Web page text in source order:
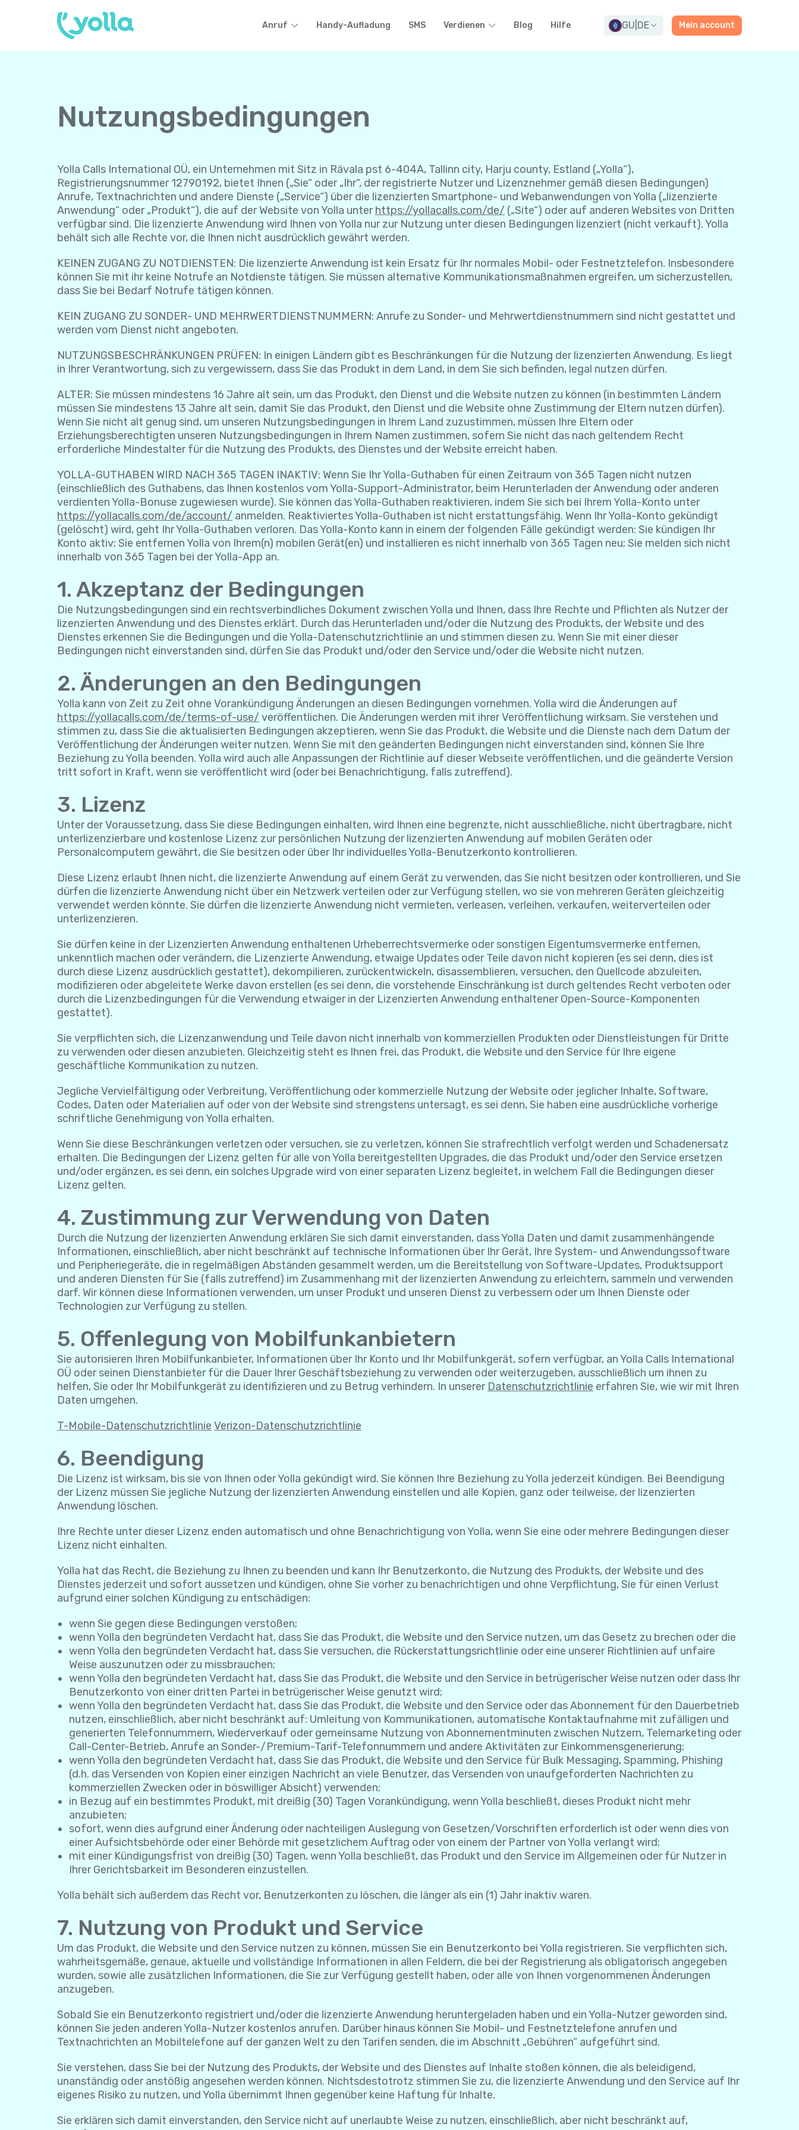
Anruf Handy-Aufladung SMS Verdienen Blog Hilfe GU DE Mein account
Nutzungsbedingungen
Yolla Calls International OÜ, ein Unternehmen mit Sitz in Rävala pst 6-404A, Tallinn city, Harju county, Estland („Yolla“),
Registrierungsnummer 12790192, bietet Ihnen („Sie“ oder „Ihr“, der registrierte Nutzer und Lizenznehmer gemäß diesen Bedingungen)
Anrufe, Textnachrichten und andere Dienste („Service“) über die lizenzierten Smartphone- und Webanwendungen von Yolla („lizenzierte
Anwendung“ oder „Produkt“), die auf der Website von Yolla unterhttps://yollacalls.com/de/ („Site“) oder auf anderen Websites von Dritten
verfügbar sind. Die lizenzierte Anwendung wird Ihnen von Yolla nur zur Nutzung unter diesen Bedingungen lizenziert (nicht verkauft). Yolla
behält sich alle Rechte vor, die Ihnen nicht ausdrücklich gewährt werden.
KEINEN ZUGANG ZU NOTDIENSTEN: Die lizenzierte Anwendung ist kein Ersatz für Ihr normales Mobil- oder Festnetztelefon. Insbesondere
können Sie mit ihr keine Notrufe an Notdienste tätigen. Sie müssen alternative Kommunikationsmaßnahmen ergreifen, um sicherzustellen,
dass Sie bei Bedarf Notrufe tätigen können.
KEIN ZUGANG ZU SONDER- UND MEHRWERTDIENSTNUMMERN: Anrufe zu Sonder- und Mehrwertdienstnummern sind nicht gestattet und
werden vom Dienst nicht angeboten.
NUTZUNGSBESCHRÄNKUNGEN PRÜFEN: In einigen Ländern gibt es Beschränkungen für die Nutzung der lizenzierten Anwendung. Es liegt
in Ihrer Verantwortung, sich zu vergewissern, dass Sie das Produkt in dem Land, in dem Sie sich befinden, legal nutzen dürfen.
ALTER: Sie müssen mindestens 16 Jahre alt sein, um das Produkt, den Dienst und die Website nutzen zu können (in bestimmten Ländern
müssen Sie mindestens 13 Jahre alt sein, damit Sie das Produkt, den Dienst und die Website ohne Zustimmung der Eltern nutzen dürfen).
Wenn Sie nicht alt genug sind, um unseren Nutzungsbedingungen in Ihrem Land zuzustimmen, müssen Ihre Eltern oder
Erziehungsberechtigten unseren Nutzungsbedingungen in Ihrem Namen zustimmen, sofern Sie nicht das nach geltendem Recht
erforderliche Mindestalter für die Nutzung des Produkts, des Dienstes und der Website erreicht haben.
YOLLA-GUTHABEN WIRD NACH 365 TAGEN INAKTIV: Wenn Sie Ihr Yolla-Guthaben für einen Zeitraum von 365 Tagen nicht nutzen
(einschließlich des Guthabens, das Ihnen kostenlos vom Yolla-Support-Administrator, beim Herunterladen der Anwendung oder anderen
verdienten Yolla-Bonuse zugewiesen wurde). Sie können das Yolla-Guthaben reaktivieren, indem Sie sich bei Ihrem Yolla-Konto unter
https://yollacalls.com/de/account/ anmelden. Reaktiviertes Yolla-Guthaben ist nicht erstattungsfähig. Wenn Ihr Yolla-Konto gekündigt
(gelöscht) wird, geht Ihr Yolla-Guthaben verloren. Das Yolla-Konto kann in einem der folgenden Fälle gekündigt werden: Sie kündigen Ihr
Konto aktiv; Sie entfernen Yolla von Ihrem(n) mobilen Gerät(en) und installieren es nicht innerhalb von 365 Tagen neu; Sie melden sich nicht
innerhalb von 365 Tagen bei der Yolla-App an.
1. Akzeptanz der Bedingungen
Die Nutzungsbedingungen sind ein rechtsverbindliches Dokument zwischen Yolla und Ihnen, dass Ihre Rechte und Pflichten als Nutzer der
lizenzierten Anwendung und des Dienstes erklärt. Durch das Herunterladen und/oder die Nutzung des Produkts, der Website und des
Dienstes erkennen Sie die Bedingungen und die Yolla-Datenschutzrichtlinie an und stimmen diesen zu. Wenn Sie mit einer dieser
Bedingungen nicht einverstanden sind, dürfen Sie das Produkt und/oder den Service und/oder die Website nicht nutzen.
2. Änderungen an den Bedingungen
Yolla kann von Zeit zu Zeit ohne Vorankündigung Änderungen an diesen Bedingungen vornehmen. Yolla wird die Änderungen auf
https://yollacalls.com/de/terms-of-use/ veröffentlichen. Die Änderungen werden mit ihrer Veröffentlichung wirksam. Sie verstehen und
stimmen zu, dass Sie die aktualisierten Bedingungen akzeptieren, wenn Sie das Produkt, die Website und die Dienste nach dem Datum der
Veröffentlichung der Änderungen weiter nutzen. Wenn Sie mit den geänderten Bedingungen nicht einverstanden sind, können Sie Ihre
Beziehung zu Yolla beenden. Yolla wird auch alle Anpassungen der Richtlinie auf dieser Webseite veröffentlichen, und die geänderte Version
tritt sofort in Kraft, wenn sie veröffentlicht wird (oder bei Benachrichtigung, falls zutreffend).
3. Lizenz
Unter der Voraussetzung, dass Sie diese Bedingungen einhalten, wird Ihnen eine begrenzte, nicht ausschließliche, nicht übertragbare, nicht
unterlizenzierbare und kostenlose Lizenz zur persönlichen Nutzung der lizenzierten Anwendung auf mobilen Geräten oder
Personalcomputern gewährt, die Sie besitzen oder über Ihr individuelles Yolla-Benutzerkonto kontrollieren.
Diese Lizenz erlaubt Ihnen nicht, die lizenzierte Anwendung auf einem Gerät zu verwenden, das Sie nicht besitzen oder kontrollieren, und Sie
dürfen die lizenzierte Anwendung nicht über ein Netzwerk verteilen oder zur Verfügung stellen, wo sie von mehreren Geräten gleichzeitig
verwendet werden könnte. Sie dürfen die lizenzierte Anwendung nicht vermieten, verleasen, verleihen, verkaufen, weiterverteilen oder
unterlizenzieren.
Sie dürfen keine in der Lizenzierten Anwendung enthaltenen Urheberrechtsvermerke oder sonstigen Eigentumsvermerke entfernen,
unkenntlich machen oder verändern, die Lizenzierte Anwendung, etwaige Updates oder Teile davon nicht kopieren (es sei denn, dies ist
durch diese Lizenz ausdrücklich gestattet), dekompilieren, zurückentwickeln, disassemblieren, versuchen, den Quellcode abzuleiten,
modifizieren oder abgeleitete Werke davon erstellen (es sei denn, die vorstehende Einschränkung ist durch geltendes Recht verboten oder
durch die Lizenzbedingungen für die Verwendung etwaiger in der Lizenzierten Anwendung enthaltener Open-Source-Komponenten
gestattet).
Sie verpflichten sich, die Lizenzanwendung und Teile davon nicht innerhalb von kommerziellen Produkten oder Dienstleistungen für Dritte
zu verwenden oder diesen anzubieten. Gleichzeitig steht es Ihnen frei, das Produkt, die Website und den Service für Ihre eigene
geschäftliche Kommunikation zu nutzen.
Jegliche Vervielfältigung oder Verbreitung, Veröffentlichung oder kommerzielle Nutzung der Website oder jeglicher Inhalte, Software,
Codes, Daten oder Materialien auf oder von der Website sind strengstens untersagt, es sei denn, Sie haben eine ausdrückliche vorherige
schriftliche Genehmigung von Yolla erhalten.
Wenn Sie diese Beschränkungen verletzen oder versuchen, sie zu verletzen, können Sie strafrechtlich verfolgt werden und Schadenersatz
erhalten. Die Bedingungen der Lizenz gelten für alle von Yolla bereitgestellten Upgrades, die das Produkt und/oder den Service ersetzen
und/oder ergänzen, es sei denn, ein solches Upgrade wird von einer separaten Lizenz begleitet, in welchem Fall die Bedingungen dieser
Lizenz gelten.
4. Zustimmung zur Verwendung von Daten
Durch die Nutzung der lizenzierten Anwendung erklären Sie sich damit einverstanden, dass Yolla Daten und damit zusammenhängende
Informationen, einschließlich, aber nicht beschränkt auf technische Informationen über Ihr Gerät, Ihre System- und Anwendungssoftware
und Peripheriegeräte, die in regelmäßigen Abständen gesammelt werden, um die Bereitstellung von Software-Updates, Produktsupport
und anderen Diensten für Sie (falls zutreffend) im Zusammenhang mit der lizenzierten Anwendung zu erleichtern, sammeln und verwenden
darf. Wir können diese Informationen verwenden, um unser Produkt und unseren Dienst zu verbessern oder um Ihnen Dienste oder
Technologien zur Verfügung zu stellen.
5. Offenlegung von Mobilfunkanbietern
Sie autorisieren Ihren Mobilfunkanbieter, Informationen über Ihr Konto und Ihr Mobilfunkgerät, sofern verfügbar, an Yolla Calls International
OÜ oder seinen Dienstanbieter für die Dauer Ihrer Geschäftsbeziehung zu verwenden oder weiterzugeben, ausschließlich um ihnen zu
helfen, Sie oder Ihr Mobilfunkgerät zu identifizieren und zu Betrug verhindern. In unserer Datenschutzrichtlinie erfahren Sie, wie wir mit Ihren
Daten umgehen.
T-Mobile-Datenschutzrichtlinie Verizon-Datenschutzrichtlinie
6. Beendigung
Die Lizenz ist wirksam, bis sie von Ihnen oder Yolla gekündigt wird. Sie können Ihre Beziehung zu Yolla jederzeit kündigen. Bei Beendigung
der Lizenz müssen Sie jegliche Nutzung der lizenzierten Anwendung einstellen und alle Kopien, ganz oder teilweise, der lizenzierten
Anwendung löschen.
Ihre Rechte unter dieser Lizenz enden automatisch und ohne Benachrichtigung von Yolla, wenn Sie eine oder mehrere Bedingungen dieser
Lizenz nicht einhalten.
Yolla hat das Recht, die Beziehung zu Ihnen zu beenden und kann Ihr Benutzerkonto, die Nutzung des Produkts, der Website und des
Dienstes jederzeit und sofort aussetzen und kündigen, ohne Sie vorher zu benachrichtigen und ohne Verpflichtung, Sie für einen Verlust
aufgrund einer solchen Kündigung zu entschädigen:
wenn Sie gegen diese Bedingungen verstoßen;
wenn Yolla den begründeten Verdacht hat, dass Sie das Produkt, die Website und den Service nutzen, um das Gesetz zu brechen oder die
wenn Yolla den begründeten Verdacht hat, dass Sie versuchen, die Rückerstattungsrichtlinie oder eine unserer Richtlinien auf unfaire
Weise auszunutzen oder zu missbrauchen;
wenn Yolla den begründeten Verdacht hat, dass Sie das Produkt, die Website und den Service in betrügerischer Weise nutzen oder dass Ihr
Benutzerkonto von einer dritten Partei in betrügerischer Weise genutzt wird;
wenn Yolla den begründeten Verdacht hat, dass Sie das Produkt, die Website und den Service oder das Abonnement für den Dauerbetrieb
nutzen, einschließlich, aber nicht beschränkt auf: Umleitung von Kommunikationen, automatische Kontaktaufnahme mit zufälligen und
generierten Telefonnummern, Wiederverkauf oder gemeinsame Nutzung von Abonnementminuten zwischen Nutzern, Telemarketing oder
Call-Center-Betrieb, Anrufe an Sonder-/Premium-Tarif-Telefonnummern und andere Aktivitäten zur Einkommensgenerierung;
wenn Yolla den begründeten Verdacht hat, dass Sie das Produkt, die Website und den Service für Bulk Messaging, Spamming, Phishing
(d.h. das Versenden von Kopien einer einzigen Nachricht an viele Benutzer, das Versenden von unaufgeforderten Nachrichten zu
kommerziellen Zwecken oder in böswilliger Absicht) verwenden;
in Bezug auf ein bestimmtes Produkt, mit dreißig (30) Tagen Vorankündigung, wenn Yolla beschließt, dieses Produkt nicht mehr
anzubieten;
sofort, wenn dies aufgrund einer Änderung oder nachteiligen Auslegung von Gesetzen/Vorschriften erforderlich ist oder wenn dies von
einer Aufsichtsbehörde oder einer Behörde mit gesetzlichem Auftrag oder von einem der Partner von Yolla verlangt wird;
mit einer Kündigungsfrist von dreißig (30) Tagen, wenn Yolla beschließt, das Produkt und den Service im Allgemeinen oder für Nutzer in
Ihrer Gerichtsbarkeit im Besonderen einzustellen.
Yolla behält sich außerdem das Recht vor, Benutzerkonten zu löschen, die länger als ein (1) Jahr inaktiv waren.
7. Nutzung von Produkt und Service
Um das Produkt, die Website und den Service nutzen zu können, müssen Sie ein Benutzerkonto bei Yolla registrieren. Sie verpflichten sich,
wahrheitsgemäße, genaue, aktuelle und vollständige Informationen in allen Feldern, die bei der Registrierung als obligatorisch angegeben
wurden, sowie alle zusätzlichen Informationen, die Sie zur Verfügung gestellt haben, oder alle von Ihnen vorgenommenen Änderungen
anzugeben.
Sobald Sie ein Benutzerkonto registriert und/oder die lizenzierte Anwendung heruntergeladen haben und ein Yolla-Nutzer geworden sind,
können Sie jeden anderen Yolla-Nutzer kostenlos anrufen. Darüber hinaus können Sie Mobil- und Festnetztelefone anrufen und
Textnachrichten an Mobiltelefone auf der ganzen Welt zu den Tarifen senden, die im Abschnitt „Gebühren“ aufgeführt sind.
Sie verstehen, dass Sie bei der Nutzung des Produkts, der Website und des Dienstes auf Inhalte stoßen können, die als beleidigend,
unanständig oder anstößig angesehen werden können. Nichtsdestotrotz stimmen Sie zu, die lizenzierte Anwendung und den Service auf Ihr
eigenes Risiko zu nutzen, und Yolla übernimmt Ihnen gegenüber keine Haftung für Inhalte.
Sie erklären sich damit einverstanden, den Service nicht auf unerlaubte Weise zu nutzen, einschließlich, aber nicht beschränkt auf,